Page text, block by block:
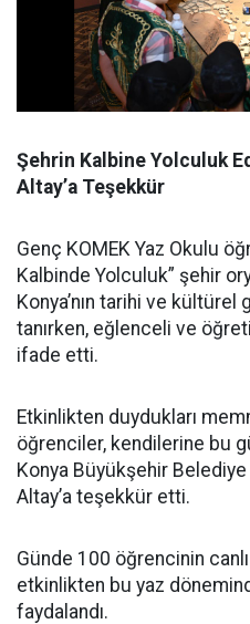
Şehrin Kalbine Yolculuk
Altay’a Teşekkür
Genç KOMEK Yaz Okulu
Kalbinde Yolculuk” şehir
Konya’nın tarihi ve kültürel
tanırken, eğlenceli ve
ifade etti.
Etkinlikten duydukları
öğrenciler, kendilerine bu
Konya Büyükşehir
Altay’a teşekkür etti.
Günde 100 öğrencinin
etkinlikten bu yaz
faydalandı.